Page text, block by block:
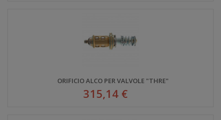
ORIFICIO ALCO PER VALVOLE "THRE"
315,14 €